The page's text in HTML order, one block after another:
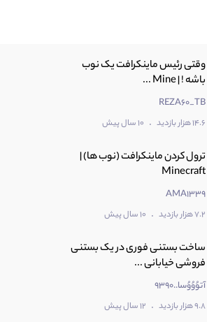
وقتی رئیس ماینکرافت یک نوب
باشه ! | Mine ...
REZA60_TB
14.6 هزار بازدید . 10 سال پیش
ترول کردن ماینکرافت (نوب ها) |
Minecraft
AMA1339
7.2 هزار بازدید . 10 سال پیش
ساخت بستنی فوری در یک بستنی
فروشی خیابانی ...
آتوُوُوُسا..9390
9.8 هزار بازدید . 12 سال پیش